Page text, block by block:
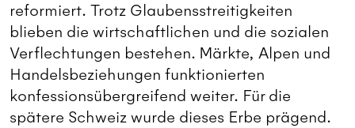
reformiert. Trotz Glaubensstreitigkeiten
blieben die wirtschaftlichen und die sozialen
Verflechtungen bestehen. Märkte, Alpen und
Handelsbeziehungen funktionierten
konfessionsübergreifend weiter. Für die
spätere Schweiz wurde dieses Erbe prägend.